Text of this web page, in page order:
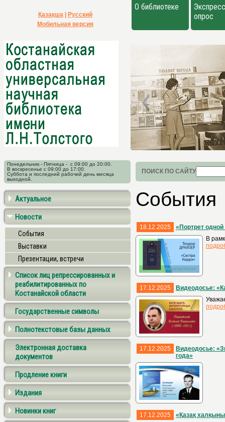
Қазақша
Русский
Мобильная версия
О библиотеке
опрос
Понедельник - Пятница - с 09:00 до 20:00.
В воскресенье с 09:00 до 17:00.
Суббота и последний рабочий день месяца
выходной.
ПОИСК ПО САЙТУ
Актуальное
Новости
События
Выставки
Презентации, встречи
Список лиц репрессированных и
реабилитированных по
Костанайской области
Государственные символы
Полнотекстовые базы данных
Электронная доставка
документов
Продление книги
Издания
Новинки книг
События
18.12.2025
«Портрет одной
В
17.12.2025
Видеодосье:
17.12.2025
Видеодосье:
года»
17.12.2025
«Қазақ